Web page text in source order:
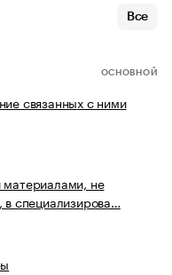
Все
ОСНОВНОЙ
связанных с ними
материалами, не
в специализирова…